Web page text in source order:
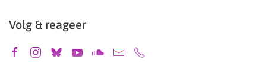
Volg & reageer